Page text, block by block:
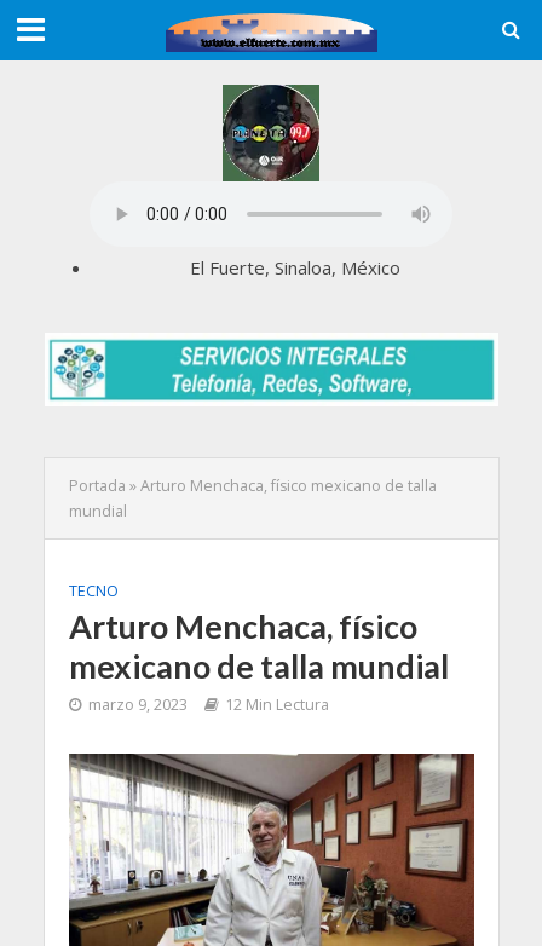
El Fuerte, Sinaloa, México
Portada »Arturo Menchaca, físico mexicano de talla
mundial
TECNO
Arturo Menchaca, físico
mexicano de talla mundial
marzo 9, 2023 12 Min Lectura